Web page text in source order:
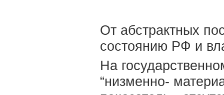
От абстрактных
состоянию РФ и
На
“низменно-